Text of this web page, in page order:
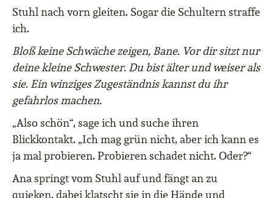
Stuhl nach vorn gleiten. Sogar die Schultern straffe
ich.
Bloß keine Schwäche zeigen, Bane. Vor dir sitzt nur
deine kleine Schwester. Du bist älter und weiser als
sie. Ein winziges Zugeständnis kannst du ihr
gefahrlos machen.
„Also schön“, sage ich und suche ihren
Blickkontakt. „Ich mag grün nicht, aber ich kann es
ja mal probieren. Probieren schadet nicht. Oder?“
Ana springt vom Stuhl auf und fängt an zu
quieken, dabei klatscht sie in die Hände und